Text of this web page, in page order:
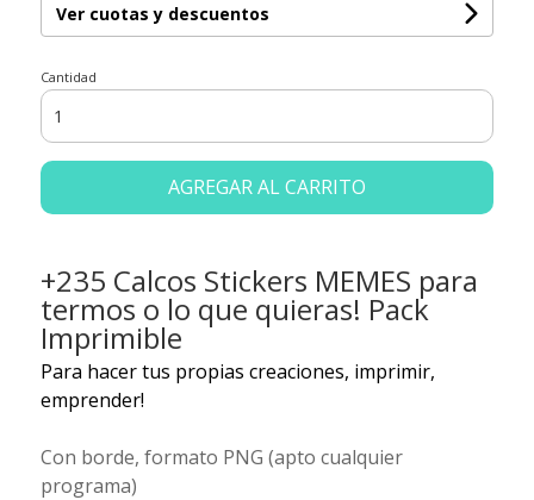
Ver cuotas y descuentos
Cantidad
AGREGAR AL CARRITO
+235 Calcos Stickers MEMES para
termos o lo que quieras! Pack
Imprimible
Para hacer tus propias creaciones, imprimir,
emprender!
Con borde, formato PNG (apto cualquier
programa)